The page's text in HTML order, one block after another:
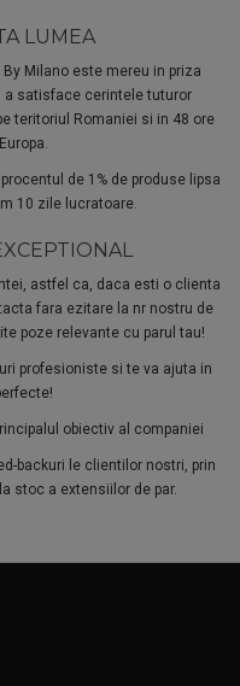
LUMEA
Milano este mereu in priza
a satisface cerintele tuturor
teritoriul Romaniei si in 48 ore
de 1% de produse lipsa
10 zile lucratoare.
astfel ca, daca esti o clienta
fara ezitare la nr nostru de
poze relevante cu parul tau!
profesioniste si te va ajuta in
obiectiv al companiei
backuri le clientilor nostri, prin
stoc a extensiilor de par.